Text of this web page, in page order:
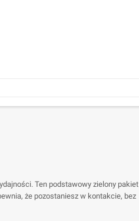
Ten podstawowy zielony pakiet
że pozostaniesz w kontakcie, bez